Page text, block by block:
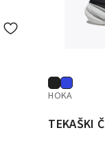
HOKA
TEKAŠKI